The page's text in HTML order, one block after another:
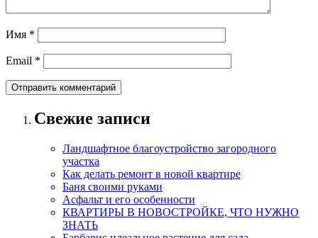
Имя *
Email *
Свежие записи
Ландшафтное благоустройство загородного
участка
Как делать ремонт в новой квартире
Баня своими руками
Асфальт и его особенности
КВАРТИРЫ В НОВОСТРОЙКЕ, ЧТО НУЖНО
ЗНАТЬ